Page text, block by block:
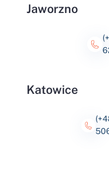
Jaworzno
Katowice